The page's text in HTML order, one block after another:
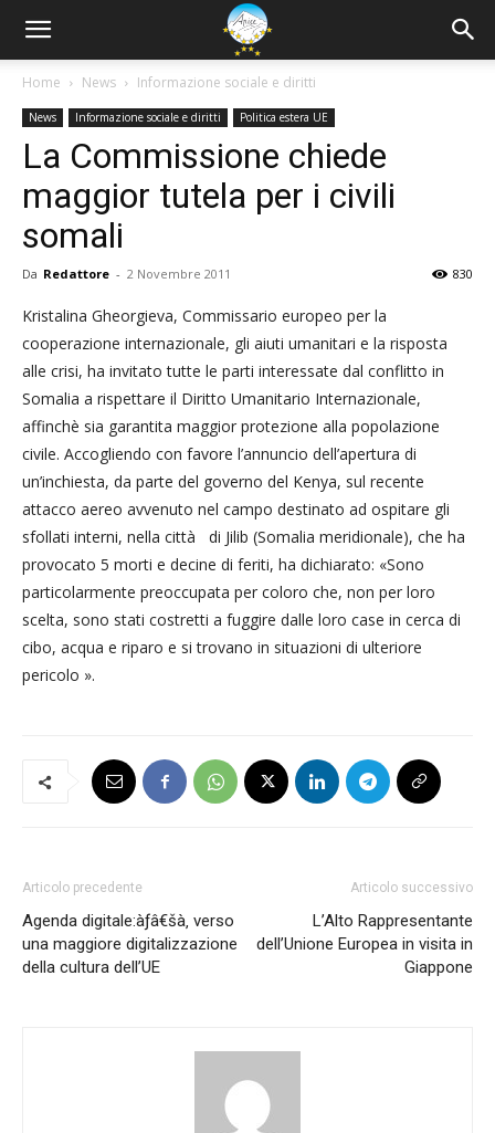
Home News Informazione sociale e diritti
News Informazione sociale e diritti Politica estera UE
La Commissione chiede
maggior tutela per i civili
somali
Da Redattore - 2 Novembre 2011 830
Kristalina Gheorgieva, Commissario europeo per la
cooperazione internazionale, gli aiuti umanitari e la risposta
alle crisi, ha invitato tutte le parti interessate dal conflitto in
Somalia a rispettare il Diritto Umanitario Internazionale,
affinchè sia garantita maggior protezione alla popolazione
civile. Accogliendo con favore l’annuncio dell’apertura di
un’inchiesta, da parte del governo del Kenya, sul recente
attacco aereo avvenuto nel campo destinato ad ospitare gli
sfollati interni, nella città di Jilib (Somalia meridionale), che ha
provocato 5 morti e decine di feriti, ha dichiarato: «Sono
particolarmente preoccupata per coloro che, non per loro
scelta, sono stati costretti a fuggire dalle loro case in cerca di
cibo, acqua e riparo e si trovano in situazioni di ulteriore
pericolo ».
Articolo precedente
Agenda digitale:àƒâ€šà‚ verso
una maggiore digitalizzazione
della cultura dell’UE
Articolo successivo
L’Alto Rappresentante
dell’Unione Europea in visita in
Giappone